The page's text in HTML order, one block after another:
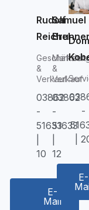
Rudolf
Reichel
&
Verkauf
03862
-
51633
10
Mail
Samuel
&
Verkauf
03862
-
51633
12
E-
Mail
-
|
E-